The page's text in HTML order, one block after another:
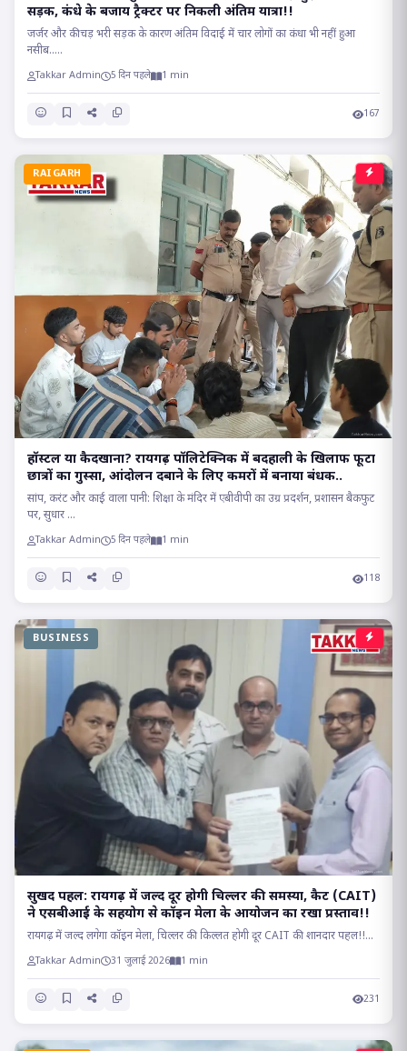
सड़क, कंधे के बजाय ट्रैक्टर पर निकली अंतिम यात्रा!!
जर्जर और कीचड़ भरी सड़क के कारण अंतिम विदाई में चार लोगों का कंधा भी नहीं हुआ
नसीब.....
Takkar Admin 5 दिन पहले 1 min
167
RAIGARH
हॉस्टल या कैदखाना? रायगढ़ पॉलिटेक्निक में बदहाली के खिलाफ फूटा
छात्रों का गुस्सा, आंदोलन दबाने के लिए कमरों में बनाया बंधक..
सांप, करंट और काई वाला पानी: शिक्षा के मंदिर में एबीवीपी का उग्र प्रदर्शन, प्रशासन बैकफुट
पर, सुधार ...
Takkar Admin 5 दिन पहले 1 min
118
BUSINESS
सुखद पहल: रायगढ़ में जल्द दूर होगी चिल्लर की समस्या, कैट (CAIT)
ने एसबीआई के सहयोग से कॉइन मेला के आयोजन का रखा प्रस्ताव!!
रायगढ़ में जल्द लगेगा कॉइन मेला, चिल्लर की किल्लत होगी दूर CAIT की शानदार पहल!!...
Takkar Admin 31 जुलाई 2026 1 min
231